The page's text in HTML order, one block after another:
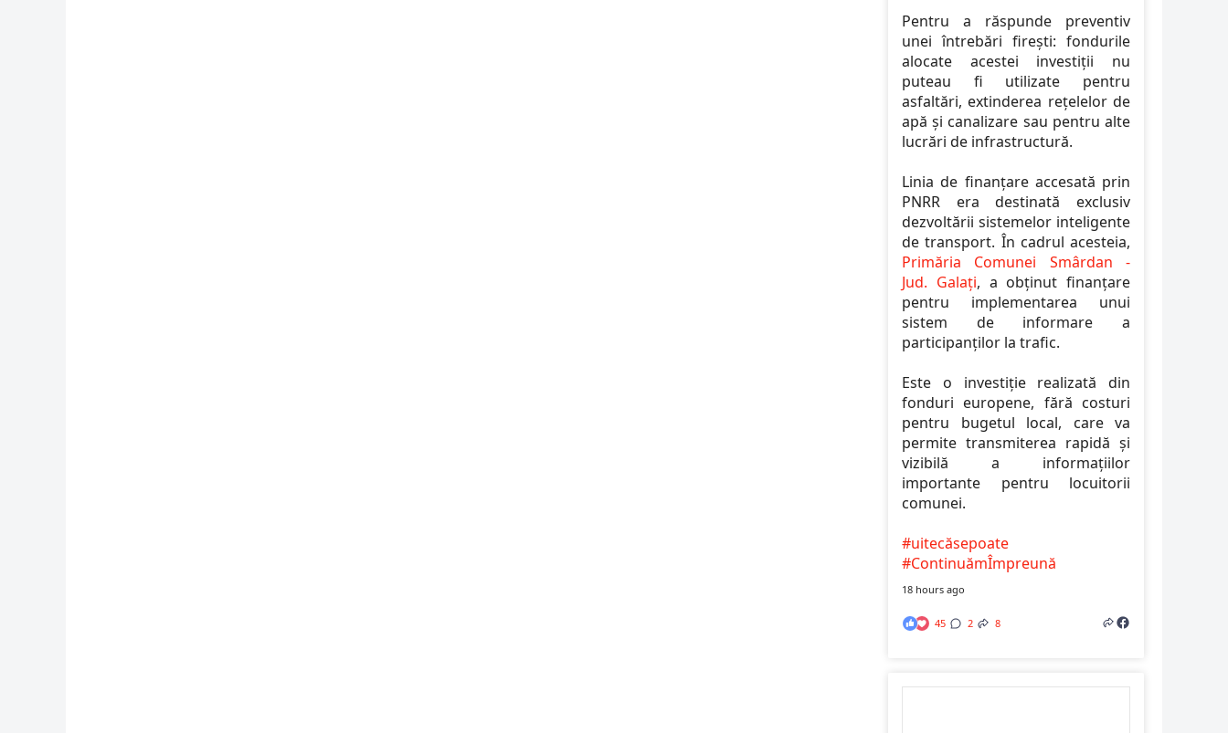
Pentru a răspunde preventiv
unei întrebări firești: fondurile
alocate acestei investiții nu
puteau fi utilizate pentru
asfaltări, extinderea rețelelor de
apă și canalizare sau pentru alte
lucrări de infrastructură.
Linia de finanțare accesată prin
PNRR era destinată exclusiv
dezvoltării sistemelor inteligente
de transport. În cadrul acesteia,
Primăria Comunei Smârdan -
Jud. Galați, a obținut finanțare
pentru implementarea unui
sistem de informare a
participanților la trafic.
Este o investiție realizată din
fonduri europene, fără costuri
pentru bugetul local, care va
permite transmiterea rapidă și
vizibilă a informațiilor
importante pentru locuitorii
comunei.
#uitecăsepoate
#ContinuămÎmpreună
18 hours ago
45 2 8